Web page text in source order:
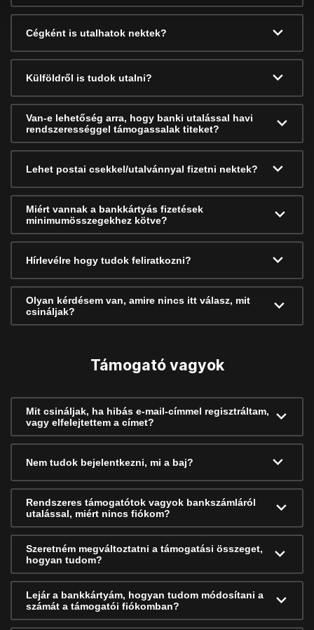
Cégként is utalhatok nektek?
Külföldről is tudok utalni?
Van-e lehetőség arra, hogy banki utalással havi
rendszerességgel támogassalak titeket?
Lehet postai csekkel/utalvánnyal fizetni nektek?
Miért vannak a bankkártyás fizetések
minimumösszegekhez kötve?
Hírlevélre hogy tudok feliratkozni?
Olyan kérdésem van, amire nincs itt válasz, mit
csináljak?
Támogató vagyok
Mit csináljak, ha hibás e-mail-címmel regisztráltam,
vagy elfelejtettem a címet?
Nem tudok bejelentkezni, mi a baj?
Rendszeres támogatótok vagyok bankszámláról
utalással, miért nincs fiókom?
Szeretném megváltoztatni a támogatási összeget,
hogyan tudom?
Lejár a bankkártyám, hogyan tudom módosítani a
számát a támogatói fiókomban?